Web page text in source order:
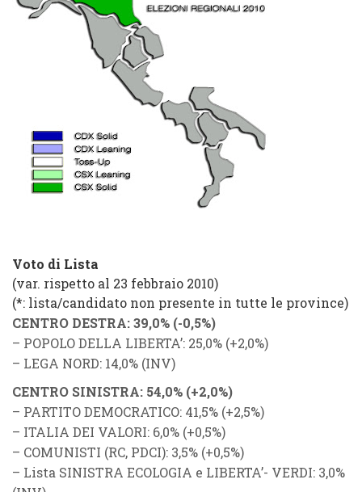
Voto di Lista
(var. rispetto al 23 febbraio 2010)
(*: lista/candidato non presente in tutte le province)
CENTRO DESTRA: 39,0% (-0,5%)
– POPOLO DELLA LIBERTA’: 25,0% (+2,0%)
– LEGA NORD: 14,0% (INV)
CENTRO SINISTRA: 54,0% (+2,0%)
– PARTITO DEMOCRATICO: 41,5% (+2,5%)
– ITALIA DEI VALORI: 6,0% (+0,5%)
– COMUNISTI (RC, PDCI): 3,5% (+0,5%)
– Lista SINISTRA ECOLOGIA e LIBERTA’- VERDI: 3,0%